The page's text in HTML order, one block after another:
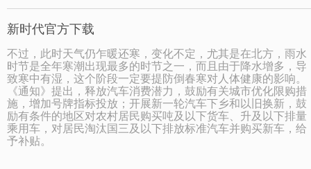
新时代官方下载
不过，此时天气仍乍暖还寒，变化不定，尤其是在北方，雨水
时节是全年寒潮出现最多的时节之一，而且由于降水增多，导
致寒中有湿，这个阶段一定要提防倒春寒对人体健康的影响。
《通知》提出，释放汽车消费潜力，鼓励有关城市优化限购措
施，增加号牌指标投放；开展新一轮汽车下乡和以旧换新，鼓
励有条件的地区对农村居民购买吨及以下货车、升及以下排量
乘用车，对居民淘汰国三及以下排放标准汽车并购买新车，给
予补贴。